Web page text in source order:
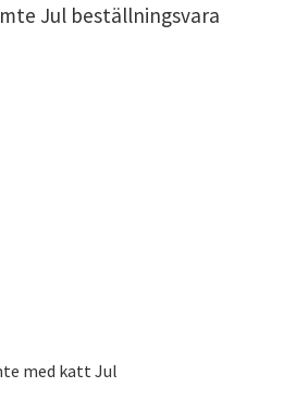
Jul beställningsvara